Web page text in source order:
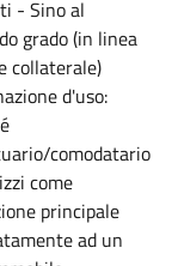
- Sino al
grado (in linea
collaterale)
d'uso:
comodatario
come
principale
ad un